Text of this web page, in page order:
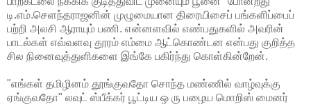
டி.எம்.செளந்தராஜனின் முழுமையான திரையிசைப் பங்களிப்பைப்
பற்றி அலசி ஆராயும் பணி. என்னளவில் எண்பதுகளில் அவரின்
பாடல்கள் எவ்வளவு தூரம் எம்மை ஆட்கொண்டன என்பது குறித்த
சில நினைவுத்துளிகளை இங்கே பகிர்ந்து கொள்கின்றேன்.
"எங்கள் தமிழினம் தூங்குவதோ சொந்த மண்ணில் வாழ்வுக்கு
ஏங்குவதோ" லவுட் ஸ்பீக்கர் பூட்டிய ஒ ரு பழைய மொறிஸ் மைனர்